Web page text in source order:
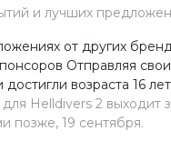
и лучших
от других
Отправляя
возраста 16
Helldivers 2 выходит
позже, 19 сентября.